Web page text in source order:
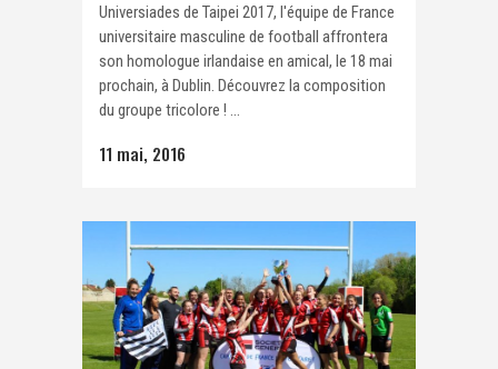
Universiades de Taipei 2017, l'équipe de France
universitaire masculine de football affrontera
son homologue irlandaise en amical, le 18 mai
prochain, à Dublin. Découvrez la composition
du groupe tricolore ! ...
11 mai, 2016